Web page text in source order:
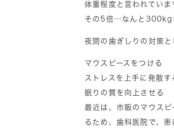
体重程度と言われてい
その5倍…なんと300kg!
夜間の歯ぎしりの対策と
マウスピースをつける
ストレスを上手に発散す
眠りの質を向上させる
最近は、市販のマウス
るため、歯科医院で、